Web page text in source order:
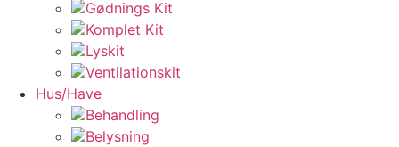
Gødnings Kit
Komplet Kit
Lyskit
Ventilationskit
Hus/Have
Behandling
Belysning